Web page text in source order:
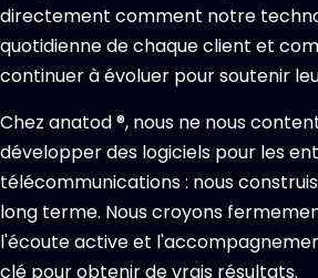
directement comment notre
quotidienne de chaque client et
continuer à évoluer pour soutenir
Chez anatod ®, nous ne nous
développer des logiciels pour les
télécommunications : nous
long terme. Nous croyons
l'écoute active et
clé pour obtenir de vrais résultats.